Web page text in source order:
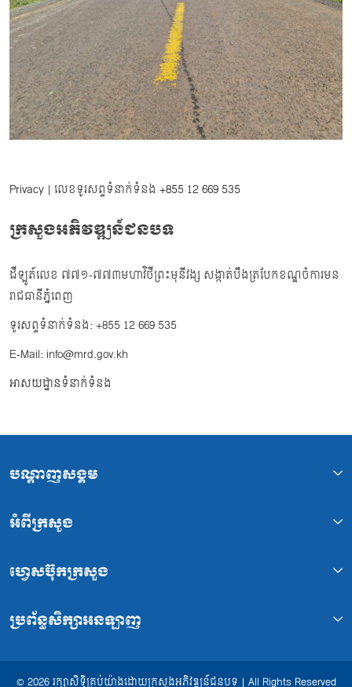
Privacy | លេខទូរសព្ទទំនាក់ទំនង +855 12 669 535
ក្រសួងអភិវឌ្ឍន៍ជនបទ
ដីឡូត៍លេខ ៧៧១-៧៧៣មហាវិថីព្រះមុនីវង្ស សង្កាត់បឹងត្របែកខណ្ឌចំការមន
រាជធានីភ្នំពេញ
ទូរសព្ទទំនាក់ទំនង: +855 12 669 535
E-Mail: info@mrd.gov.kh
អាសយដ្ឋានទំនាក់ទំនង
បណ្ដាញសង្គម
អំពីក្រសួង
ហ្វេសប៊ុកក្រសួង
ប្រព័ន្ធសិក្សាអនឡាញ
© 2026 រក្សាសិទ្ធិគ្រប់យ៉ាងដោយក្រសួងអភិវឌ្ឍន៍ជនបទ | All Rights Reserved